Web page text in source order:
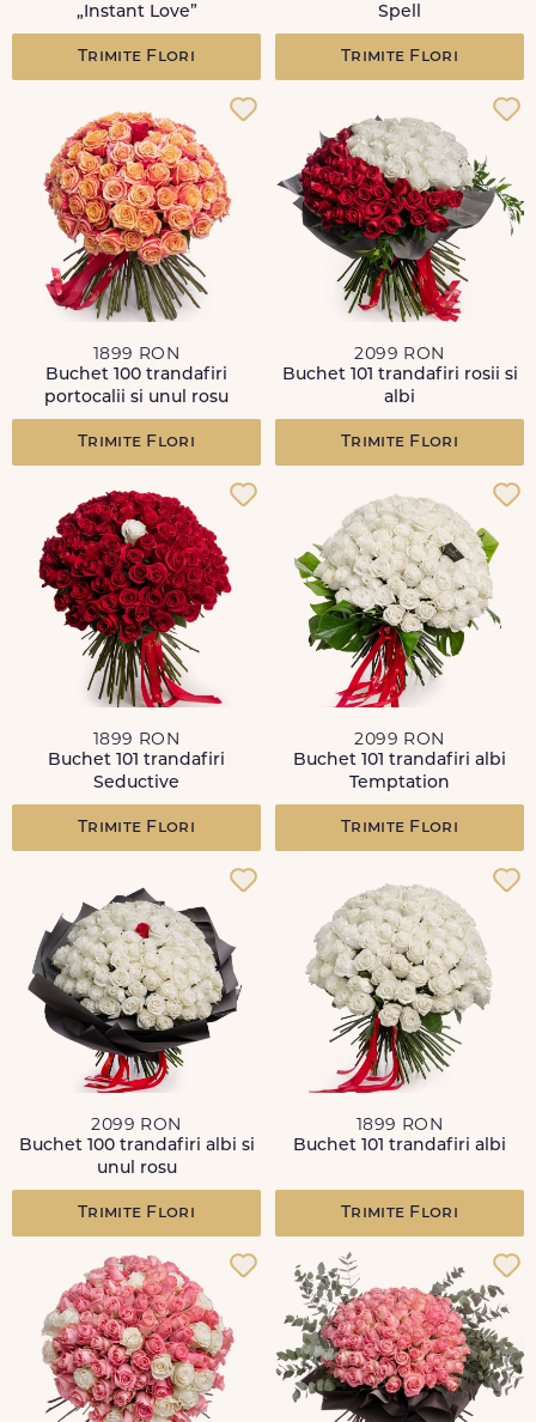
„Instant Love”
Trimite Flori
Spell
Trimite Flori
1899 RON
Buchet 100 trandafiri
portocalii si unul rosu
Trimite Flori
2099 RON
Buchet 101 trandafiri rosii si
albi
Trimite Flori
1899 RON
Buchet 101 trandafiri
Seductive
Trimite Flori
2099 RON
Buchet 101 trandafiri albi
Temptation
Trimite Flori
2099 RON
Buchet 100 trandafiri albi si
unul rosu
Trimite Flori
1899 RON
Buchet 101 trandafiri albi
Trimite Flori